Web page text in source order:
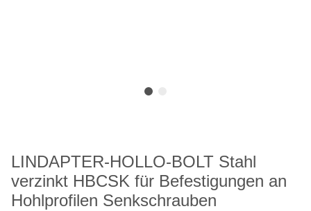
LINDAPTER-HOLLO-BOLT Stahl
verzinkt HBCSK für Befestigungen an
Hohlprofilen Senkschrauben